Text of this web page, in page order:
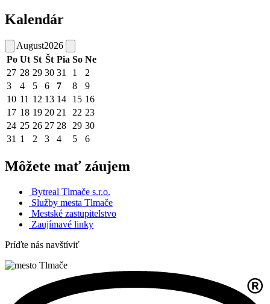
Kalendár
August2026
Po Ut St Št Pia So Ne
27 28 29 30 31 1
2
3
4 5 6 7 8
9
10 11 12 13 14 15 16
17 18 19 20 21 22 23
24 25 26 27 28 29 30
31 1 2 3 4 5 6
Môžete mať záujem
Bytreal Tlmače s.r.o.
Služby mesta Tlmače
Mestské zastupitelstvo
Zaujímavé linky
Príďte nás navštíviť